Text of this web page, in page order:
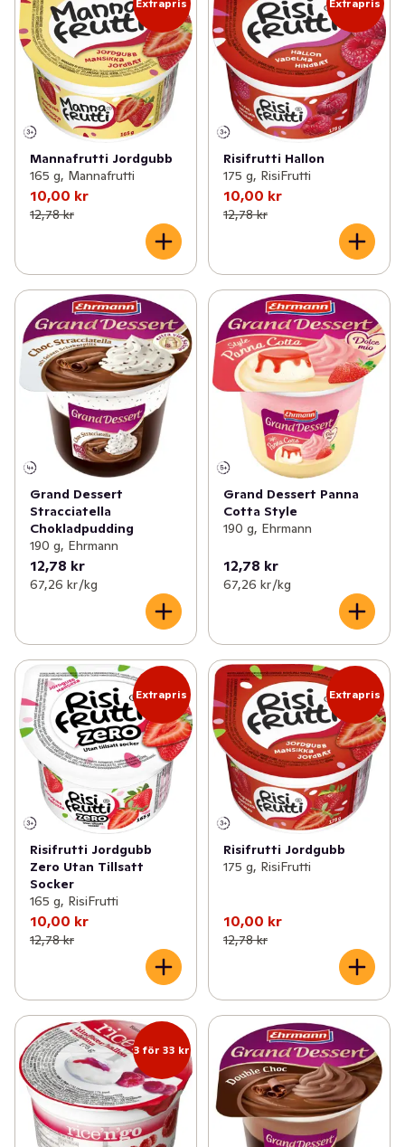
Extrapris
Mannafrutti Jordgubb
165 g, Mannafrutti
10,00 kr
12,78 kr
Extrapris
Risifrutti Hallon
175 g, RisiFrutti
10,00 kr
12,78 kr
Grand Dessert
Stracciatella
Chokladpudding
190 g, Ehrmann
12,78 kr
67,26 kr /kg
Grand Dessert Panna
Cotta Style
190 g, Ehrmann
12,78 kr
67,26 kr /kg
Extrapris
Risifrutti Jordgubb
Zero Utan Tillsatt
Socker
165 g, RisiFrutti
10,00 kr
12,78 kr
Extrapris
Risifrutti Jordgubb
175 g, RisiFrutti
10,00 kr
12,78 kr
3 för 33 kr